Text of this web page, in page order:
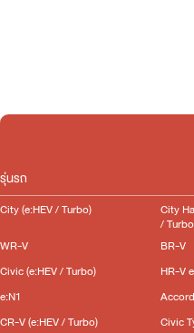
รุ่นรถ
City (e:HEV / Turbo) City
/
WR-V
BR-V
Civic (e:HEV / Turbo)
HR-V
e:N1
CR-V (e:HEV / Turbo)
Civic